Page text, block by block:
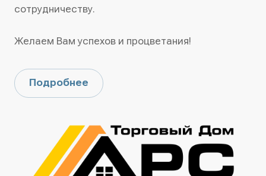
сотрудничеству.
Желаем Вам успехов и процветания!
Подробнее